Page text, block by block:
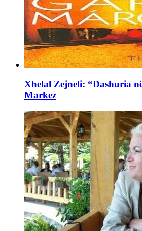
Xhelal Zejneli: “Dashuria
Markez